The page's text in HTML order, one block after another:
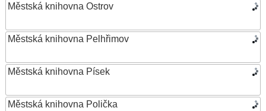
Městská knihovna Ostrov
Městská knihovna Pelhřimov
Městská knihovna Písek
Městská knihovna Polička